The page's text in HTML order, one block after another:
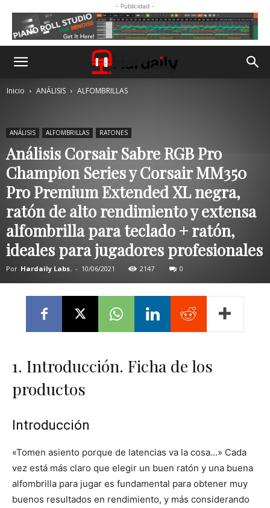
- Publicidad -
Inicio ANÁLISIS ALFOMBRILLAS
ANÁLISIS ALFOMBRILLAS RATONES
Análisis Corsair Sabre RGB Pro
Champion Series y Corsair MM350
Pro Premium Extended XL negra,
ratón de alto rendimiento y extensa
alfombrilla para teclado + ratón,
ideales para jugadores profesionales
Por Hardaily Labs. - 10/06/2021 2147 0
1. Introducción. Ficha de los
productos
Introducción
«Tomen asiento porque de latencias va la cosa…» Cada
vez está más claro que elegir un buen ratón y una buena
alfombrilla para jugar es fundamental para obtener muy
buenos resultados en rendimiento, y más considerando